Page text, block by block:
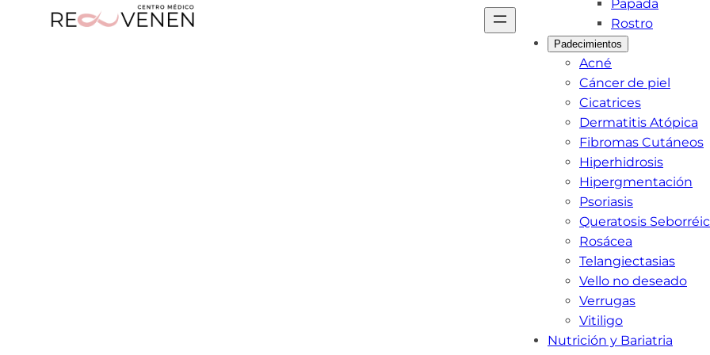
Papada
Rostro
Padecimientos
Acné
Cáncer de piel
Cicatrices
Dermatitis Atópica
Fibromas Cutáneos
Hiperhidrosis
Hipergmentación
Psoriasis
Queratosis
Rosácea
Telangiectasias
Vello no deseado
Verrugas
Vitiligo
Nutrición y Bariatria